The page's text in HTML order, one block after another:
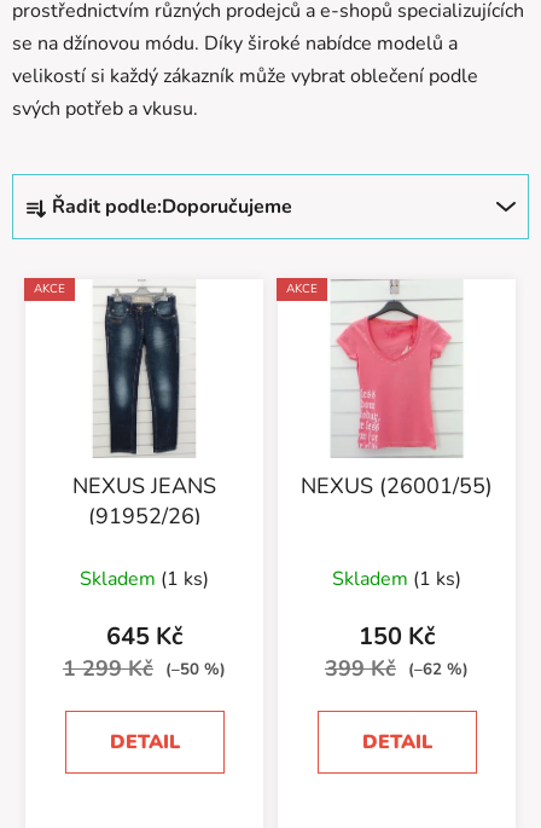
prostřednictvím různých prodejců a e-shopů specializujících
se na džínovou módu. Díky široké nabídce modelů a
velikostí si každý zákazník může vybrat oblečení podle
svých potřeb a vkusu.
z
e
Řadit podle:Doporučujeme
V
ý
AKCE
NEXUS JEANS
(91952/26)
Skladem (1 ks)
645 Kč
1 299 Kč (–50 %)
DETAIL
AKCE
NEXUS (26001/55)
Skladem (1 ks)
150 Kč
399 Kč (–62 %)
DETAIL